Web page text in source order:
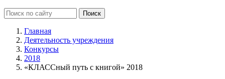
Главная
Деятельность учреждения
Конкурсы
2018
«КЛАССный путь с книгой» 2018